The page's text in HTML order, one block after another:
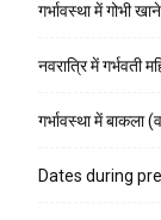
गर्भावस्था में गोभी
नवरात्रि में गर्भवती
गर्भावस्था में
Dates during